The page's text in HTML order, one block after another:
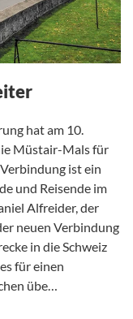
hat am 10.
Müstair-Mals für
ist ein
und Reisende im
Alfreider, der
neuen Verbindung
in die Schweiz
für einen
übe…